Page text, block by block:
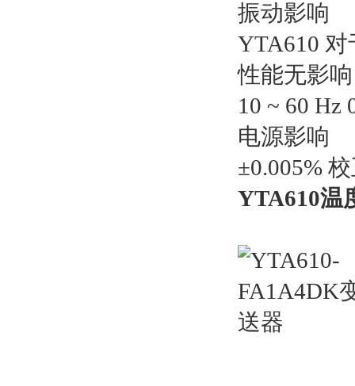
振动影响
YTA610 对
性能无影响
10 ~ 60 Hz
电源影响
±0.005%
YTA610温